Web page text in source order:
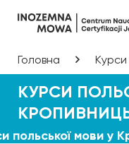
Головна Курси
КУРСИ
польської мови у